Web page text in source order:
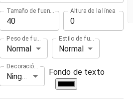
Tamaño de fuente Altura de la línea
Peso de fuente
Normal
Estilo de fuente
Normal
Decoración de texto
Ninguno Fondo de texto